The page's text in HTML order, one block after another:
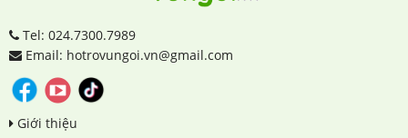
Tel: 024.7300.7989
Email: hotrovungoi.vn@gmail.com
Giới thiệu